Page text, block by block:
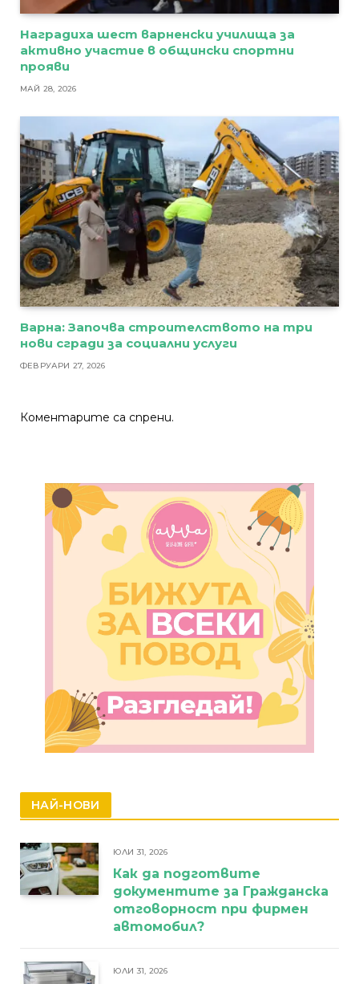
Наградиха шест варненски училища за
активно участие в общински спортни
прояви
МАЙ 28, 2026
Варна: Започва строителството на три
нови сгради за социални услуги
ФЕВРУАРИ 27, 2026
Коментарите са спрени.
НАЙ-НОВИ
ЮЛИ 31, 2026
Как да подготвите
документите за Гражданска
отговорност при фирмен
автомобил?
ЮЛИ 31, 2026